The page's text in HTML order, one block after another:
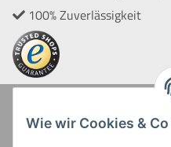
100% Zuverlässigkeit
Zahlung
Wie wir Cookies &